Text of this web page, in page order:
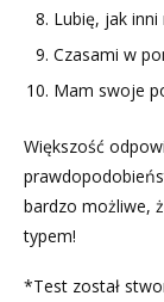
Lubię, jak
Czasami w
Mam swoje
Większość
bardzo możliwe,
typem!
*Test został